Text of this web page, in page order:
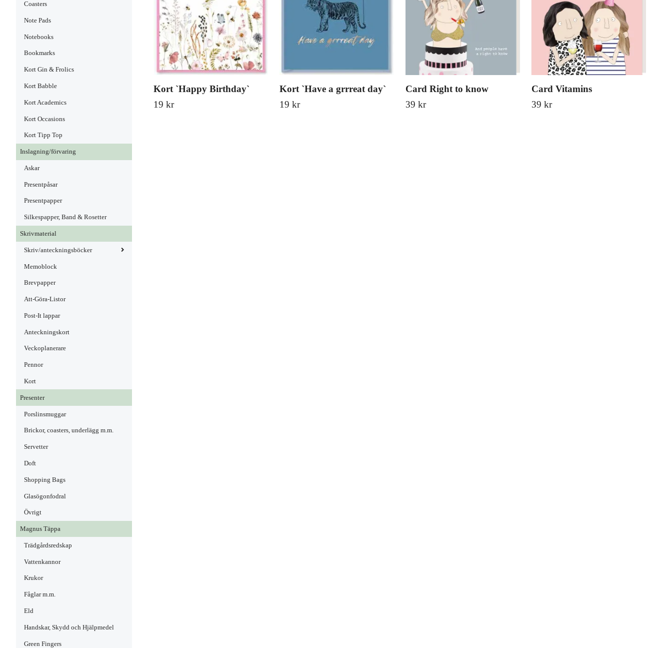
Coasters
Note Pads
Notebooks
Bookmarks
Kort Gin & Frolics
Kort Babble
Kort Academics
Kort Occasions
Kort Tipp Top
Inslagning/förvaring
Askar
Presentpåsar
Presentpapper
Silkespapper, Band & Rosetter
Skrivmaterial
Skriv/anteckningsböcker
Memoblock
Brevpapper
Att-Göra-Listor
Post-It lappar
Anteckningskort
Veckoplanerare
Pennor
Kort
Presenter
Porslinsmuggar
Brickor, coasters, underlägg m.m.
Servetter
Doft
Shopping Bags
Glasögonfodral
Övrigt
Magnus Täppa
Trädgårdsredskap
Vattenkannor
Krukor
Fåglar m.m.
Eld
Handskar, Skydd och Hjälpmedel
Green Fingers
Kort `Happy Birthday`
19 kr
Kort `Have a grrreat day`
19 kr
Card Right to know
39 kr
Card Vitamins
39 kr